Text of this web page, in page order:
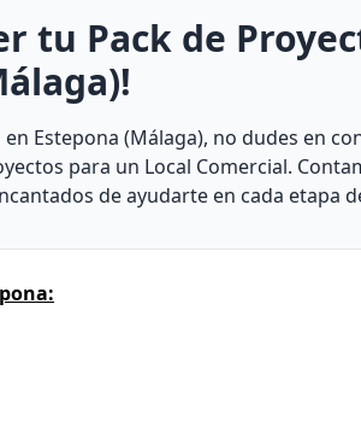
tu Pack de
Estepona (Málaga), no dudes en
para un Local Comercial.
de ayudarte en cada etapa